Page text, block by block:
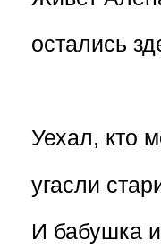
остались
Уехал, кто
угасли
И бабушка